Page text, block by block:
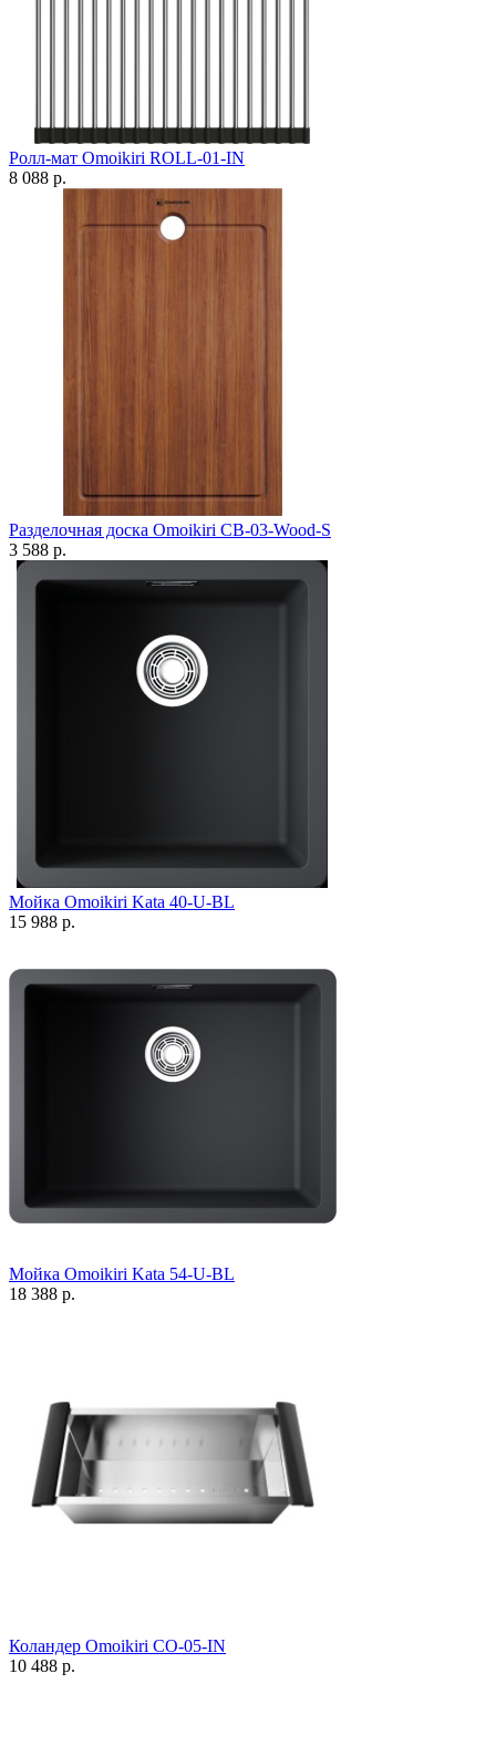
Ролл-мат Omoikiri ROLL-01-IN
8 088 р.
Разделочная доска Omoikiri CB-03-Wood-S
3 588 р.
Мойка Omoikiri Kata 40-U-BL
15 988 р.
Мойка Omoikiri Kata 54-U-BL
18 388 р.
Коландер Omoikiri CO-05-IN
10 488 р.